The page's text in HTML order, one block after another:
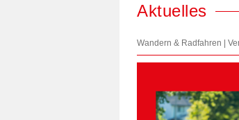
Aktuelles
Wandern & Radfahren |